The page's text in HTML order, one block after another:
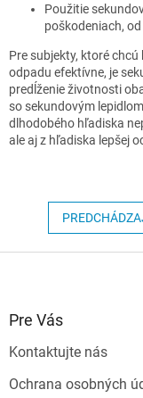
Použitie
poškodeniach,
Pre subjekty, ktoré
odpadu efektívne, je
predĺženie životnosti
so sekundovým
dlhodobého hľadiska
ale aj z hľadiska lepšej
Pre Vás
Kontaktujte nás
Ochrana osobných